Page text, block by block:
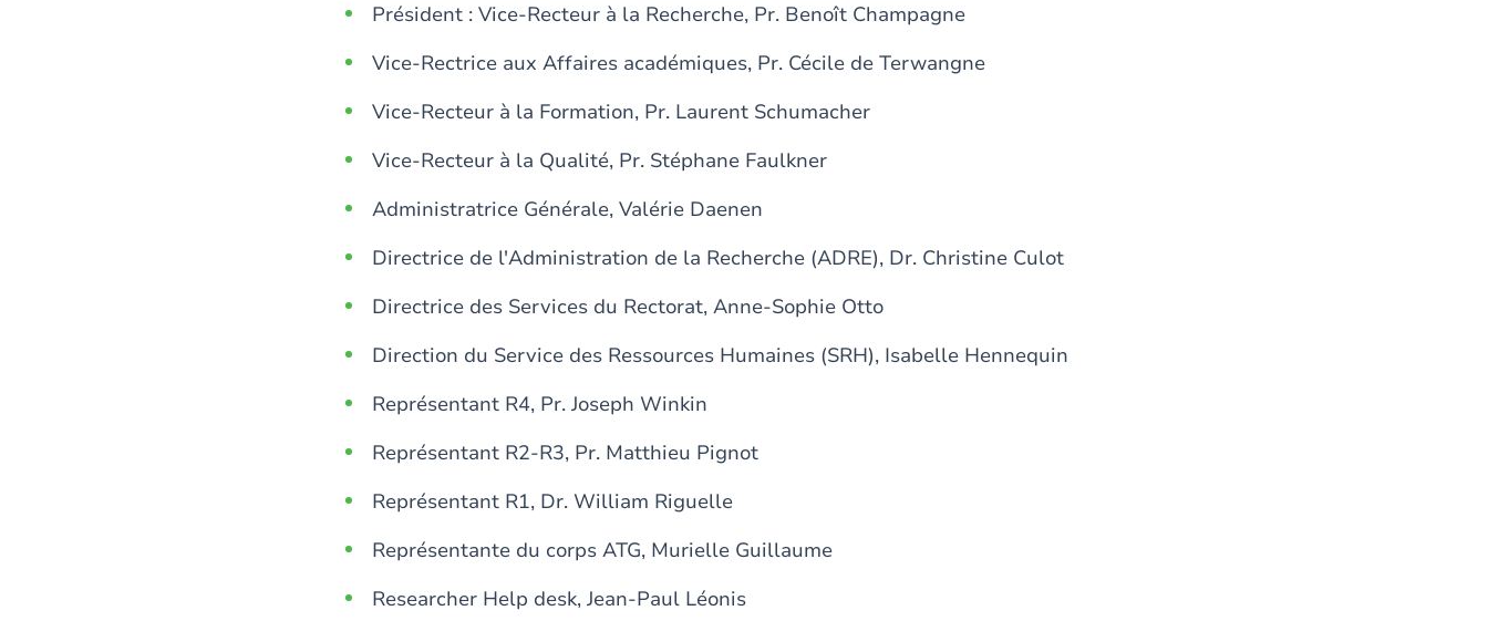
Président : Vice-Recteur à la Recherche, Pr. Benoît Champagne
Vice-Rectrice aux Affaires académiques, Pr. Cécile de Terwangne
Vice-Recteur à la Formation, Pr. Laurent Schumacher
Vice-Recteur à la Qualité, Pr. Stéphane Faulkner
Administratrice Générale, Valérie Daenen
Directrice de l'Administration de la Recherche (ADRE), Dr. Christine Culot
Directrice des Services du Rectorat, Anne-Sophie Otto
Direction du Service des Ressources Humaines (SRH), Isabelle Hennequin
Représentant R4, Pr. Joseph Winkin
Représentant R2-R3, Pr. Matthieu Pignot
Représentant R1, Dr. William Riguelle
Représentante du corps ATG, Murielle Guillaume
Researcher Help desk, Jean-Paul Léonis